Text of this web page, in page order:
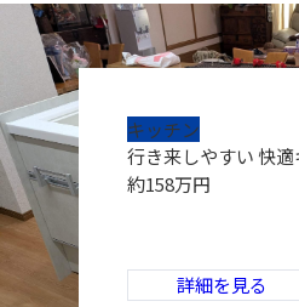
キッチン
行き来しやすい 快
約158万円
詳細を見る